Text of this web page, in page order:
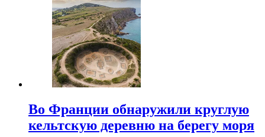
Во Франции обнаружили круглую
кельтскую деревню на берегу моря